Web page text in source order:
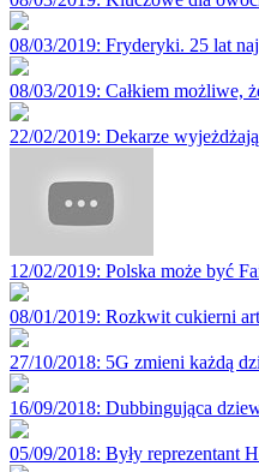
08/03/2019: Fryderyki. 25 lat
08/03/2019: Całkiem możliwe,
22/02/2019: Dekarze
12/02/2019: Polska może być
08/01/2019: Rozkwit cukierni
27/10/2018: 5G zmieni każdą
16/09/2018: Dubbingująca
05/09/2018: Były reprezentant